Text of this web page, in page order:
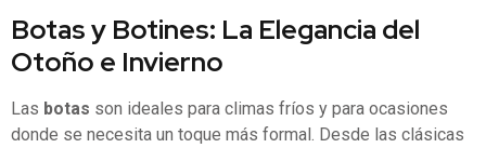
Botas y Botines: La Elegancia del
Otoño e Invierno
Las botas son ideales para climas fríos y para ocasiones
donde se necesita un toque más formal. Desde las clásicas